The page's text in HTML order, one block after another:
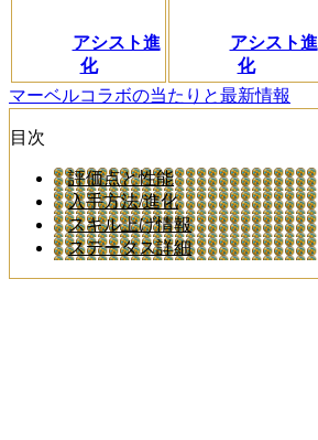
アシスト進
化
アシスト進
化
マーベルコラボの当たりと最新情報
目次
評価点と性能
入手方法/進化
スキル上げ情報
ステータス詳細